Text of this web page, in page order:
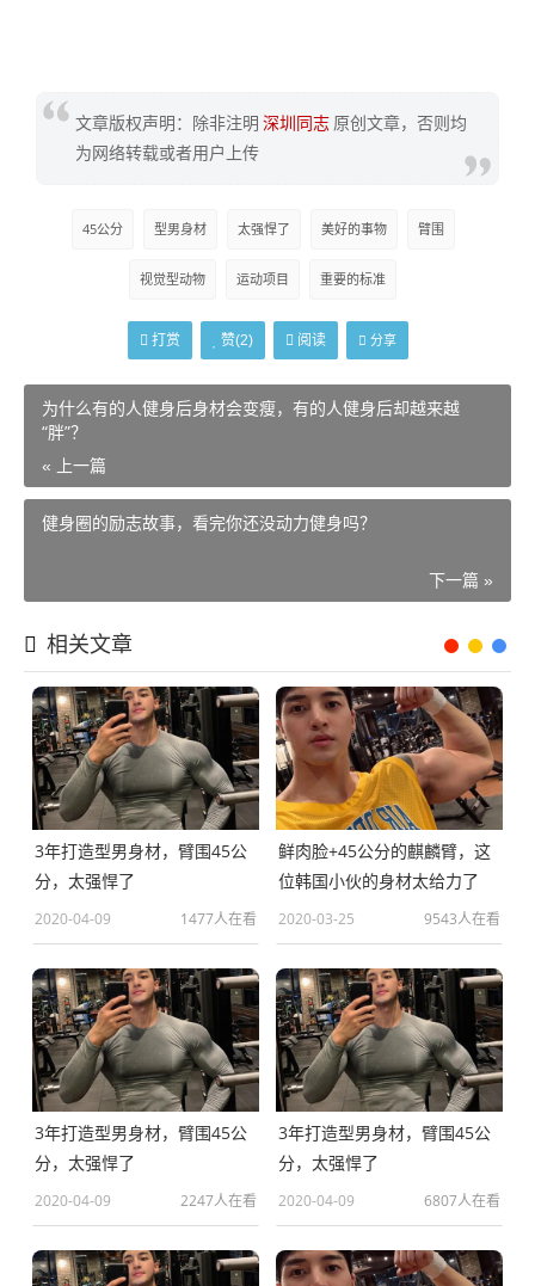
文章版权声明：除非注明 深圳同志 原创文章，否则均
为网络转载或者用户上传
45公分 型男身材 太强悍了 美好的事物 臂围
视觉型动物 运动项目 重要的标准
打赏 赞(2) 阅读 分享
为什么有的人健身后身材会变瘦，有的人健身后却越来越
“胖”？
« 上一篇
健身圈的励志故事，看完你还没动力健身吗？
下一篇 »
相关文章
3年打造型男身材，臂围45公
分，太强悍了
2020-04-09 1477人在看
鲜肉脸+45公分的麒麟臂，这
位韩国小伙的身材太给力了
2020-03-25 9543人在看
3年打造型男身材，臂围45公
分，太强悍了
2020-04-09 2247人在看
3年打造型男身材，臂围45公
分，太强悍了
2020-04-09 6807人在看